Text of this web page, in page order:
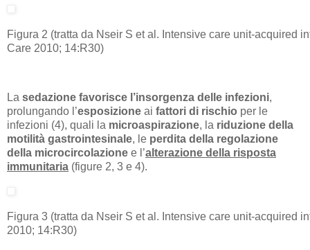
Figura 2 (tratta da Nseir S et al. Intensive care unit-acquired
Care 2010; 14:R30)
La sedazione favorisce l’insorgenza delle infezioni,
prolungando l’esposizione ai fattori di rischio per le
infezioni (4), quali la microaspirazione, la riduzione della
motilità gastrointesinale, le perdita della regolazione
della microcircolazione e l’alterazione della risposta
immunitaria (figure 2, 3 e 4).
Figura 3 (tratta da Nseir S et al. Intensive care unit-acquired
2010; 14:R30)